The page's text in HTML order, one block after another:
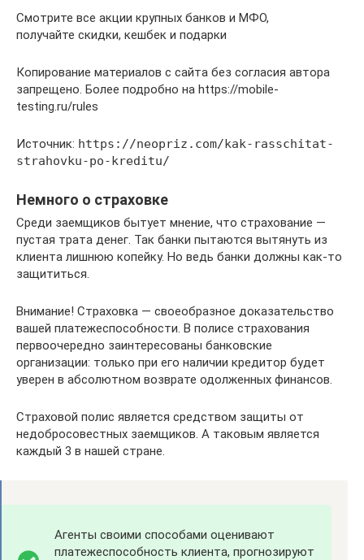
Смотрите все акции крупных банков и МФО,
получайте скидки, кешбек и подарки
Копирование материалов с сайта без согласия автора
запрещено. Более подробно на https://mobile-
testing.ru/rules
Источник: https://neopriz.com/kak-rasschitat-
strahovku-po-kreditu/
Немного о страховке
Среди заемщиков бытует мнение, что страхование —
пустая трата денег. Так банки пытаются вытянуть из
клиента лишнюю копейку. Но ведь банки должны как-то
защититься.
Внимание! Страховка — своеобразное доказательство
вашей платежеспособности. В полисе страхования
первоочередно заинтересованы банковские
организации: только при его наличии кредитор будет
уверен в абсолютном возврате одолженных финансов.
Страховой полис является средством защиты от
недобросовестных заемщиков. А таковым является
каждый 3 в нашей стране.
Агенты своими способами оценивают
платежеспособность клиента, прогнозируют